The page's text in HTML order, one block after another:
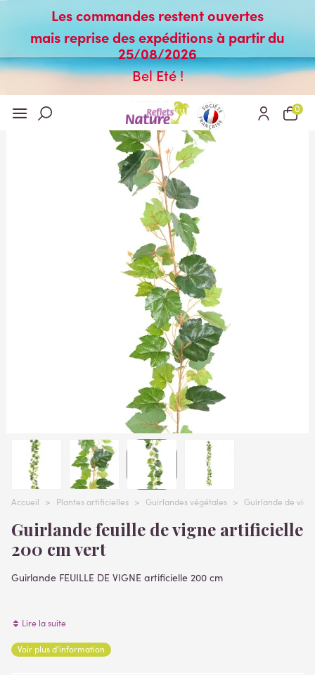
Les commandes restent ouvertes
mais reprise des expéditions à partir du
25/08/2026
Bel Eté !
0
Accueil > Plantes artificielles > Guirlandes végétales > Guirlande de
Guirlande feuille de vigne artificielle
200 cm vert
Guirlande FEUILLE DE VIGNE artificielle 200 cm
Matière:
donner la forme souhaitée
Lire la suite
Voir plus d'information